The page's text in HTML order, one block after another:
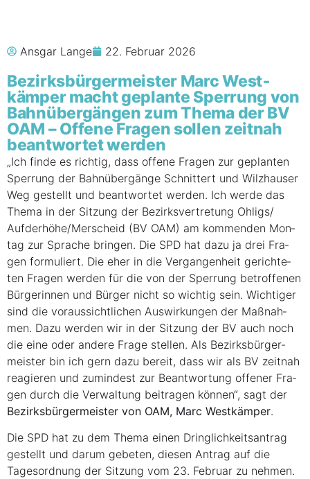
Ansgar Lange 22. Februar 2026
Bezirks­bür­ger­meis­ter Marc West­
käm­per macht geplan­te Sper­rung von
Bahn­über­gän­gen zum The­ma der BV
OAM – Offe­ne Fra­gen sol­len zeit­nah
beant­wor­tet werden
„Ich fin­de es rich­tig, dass offe­ne Fra­gen zur geplan­ten
Sper­rung der Bahn­über­gän­ge Schnit­tert und Wilz­hau­ser
Weg gestellt und beant­wor­tet wer­den. Ich wer­de das
The­ma in der Sit­zung der Bezirks­vertretung Ohligs/​
Aufderhöhe/​Merscheid (BV OAM) am kom­men­den Mon­
tag zur Spra­che brin­gen. Die SPD hat dazu ja drei Fra­
gen for­mu­liert. Die eher in die Ver­gan­gen­heit gerich­te­
ten Fra­gen wer­den für die von der Sper­rung betrof­fe­nen
Bür­ge­rin­nen und Bür­ger nicht so wich­tig sein. Wich­ti­ger
sind die vor­aus­sicht­li­chen Aus­wir­kun­gen der Maß­nah­
men. Dazu wer­den wir in der Sit­zung der BV auch noch
die eine oder ande­re Fra­ge stel­len. Als Bezirks­bür­ger­
meis­ter bin ich gern dazu bereit, dass wir als BV zeit­nah
reagie­ren und zumin­dest zur Beant­wor­tung offe­ner Fra­
gen durch die Ver­wal­tung bei­tra­gen kön­nen“, sagt der
Bezirks­bür­ger­meis­ter von OAM, Marc West­käm­per.
Die SPD hat zu dem The­ma einen Dring­lich­keits­an­trag
gestellt und dar­um gebe­ten, die­sen Antrag auf die
Tages­ord­nung der Sit­zung vom 23. Febru­ar zu neh­men.